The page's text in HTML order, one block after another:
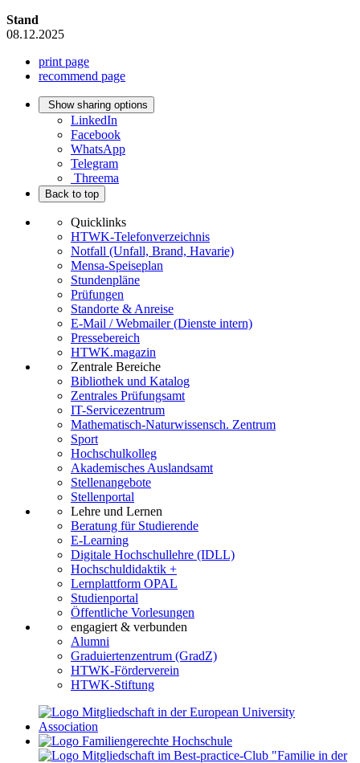
Stand
08.12.2025
print page
recommend page
Show sharing options
LinkedIn
Facebook
WhatsApp
Telegram
Threema
Back to top
Quicklinks
HTWK-Telefonverzeichnis
Notfall (Unfall, Brand, Havarie)
Mensa-Speiseplan
Stundenpläne
Prüfungen
Standorte & Anreise
E-Mail / Webmailer (Dienste intern)
Pressebereich
HTWK.magazin
Zentrale Bereiche
Bibliothek und Katalog
Zentrales Prüfungsamt
IT-Servicezentrum
Mathematisch-Naturwissensch. Zentrum
Sport
Hochschulkolleg
Akademisches Auslandsamt
Stellenangebote
Stellenportal
Lehre und Lernen
Beratung für Studierende
E-Learning
Digitale Hochschullehre (IDLL)
Hochschuldidaktik +
Lernplattform OPAL
Studienportal
Öffentliche Vorlesungen
engagiert & verbunden
Alumni
Graduiertenzentrum (GradZ)
HTWK-Förderverein
HTWK-Stiftung